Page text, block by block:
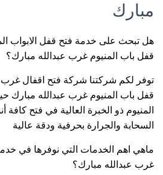
مبارك
هل تبحث على خدمة فتح قفل الابواب
قفل باب المنيوم غرب عبدالله مبارك؟
توفر لكم شركتنا شركة فتح اقفال غرب
قفل باب المنيوم غرب عبدالله مبارك
المنيوم ذو الخبرة العالية في فتح كافة
السحابة والجرارة بحرفية ودقة عالية
ماهي اهم الخدمات التي نوفرها في
غرب عبدالله مبارك؟